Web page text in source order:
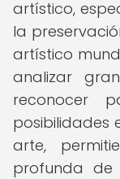
artístico,
la
artístico
analizar
reconocer
posibilidades
arte,
profunda de